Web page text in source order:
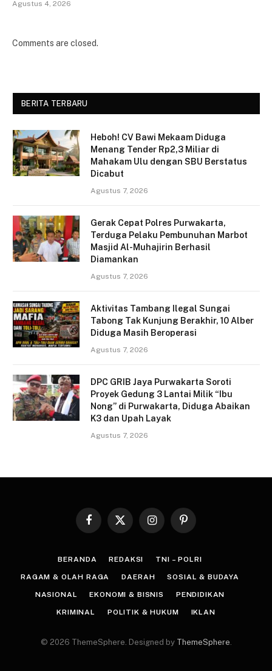
Agustus 4, 2026
Comments are closed.
BERITA TERBARU
Heboh! CV Bawi Mekaam Diduga
Menang Tender Rp2,3 Miliar di
Mahakam Ulu dengan SBU Berstatus
Dicabut
Agustus 7, 2026
Gerak Cepat Polres Purwakarta,
Terduga Pelaku Pembunuhan Marbot
Masjid Al-Muhajirin Berhasil
Diamankan
Agustus 7, 2026
Aktivitas Tambang Ilegal Sungai
Tabong Tak Kunjung Berakhir, 10 Alber
Diduga Masih Beroperasi
Agustus 7, 2026
DPC GRIB Jaya Purwakarta Soroti
Proyek Gedung 3 Lantai Milik “Ibu
Nong” di Purwakarta, Diduga Abaikan
K3 dan Upah Layak
Agustus 7, 2026
Facebook
X
InstagramPinterest
BERANDA REDAKSI TNI – POLRI
RAGAM & OLAH RAGA DAERAH SOSIAL & BUDAYA
NASIONAL EKONOMI & BISNIS PENDIDIKAN
KRIMINAL POLITIK & HUKUM IKLAN
© 2026 ThemeSphere. Designed by ThemeSphere.